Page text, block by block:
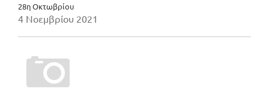
28η Οκτωβρίου
4 Νοεμβρίου 2021